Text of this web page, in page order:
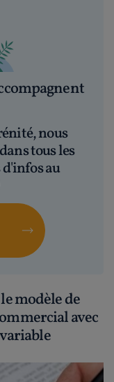
nous
tous les
au
modèle de
avec